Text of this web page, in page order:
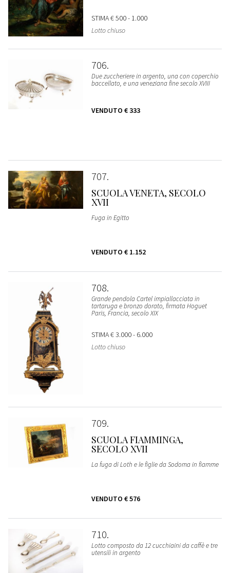
STIMA€ 500 - 1.000
Lotto chiuso
706
Due zuccheriere in argento, una con coperchio
baccellato, e una veneziana fine secolo XVIII
VENDUTO € 333
707
SCUOLA VENETA, SECOLO
XVII
Fuga in Egitto
VENDUTO € 1.152
708
Grande pendola Cartel impiallacciata in
tartaruga e bronzo dorato, firmata Hoguet
Paris, Francia, secolo XIX
STIMA€ 3.000 - 6.000
Lotto chiuso
709
SCUOLA FIAMMINGA,
SECOLO XVII
La fuga di Loth e le figlie da Sodoma in fiamme
VENDUTO € 576
710
Lotto composto da 12 cucchiaini da caffè e tre
utensili in argento